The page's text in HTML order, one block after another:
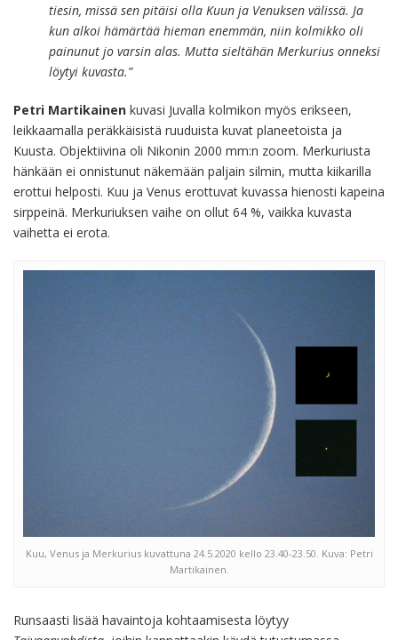
tiesin, missä sen pitäisi olla Kuun ja Venuksen välissä. Ja
kun alkoi hämärtää hieman enemmän, niin kolmikko oli
painunut jo varsin alas. Mutta sieltähän Merkurius onneksi
löytyi kuvasta.”
Petri Martikainen kuvasi Juvalla kolmikon myös erikseen,
leikkaamalla peräkkäisistä ruuduista kuvat planeetoista ja
Kuusta. Objektiivina oli Nikonin 2000 mm:n zoom. Merkuriusta
hänkään ei onnistunut näkemään paljain silmin, mutta kiikarilla
erottui helposti. Kuu ja Venus erottuvat kuvassa hienosti kapeina
sirppeinä. Merkuriuksen vaihe on ollut 64 %, vaikka kuvasta
vaihetta ei erota.
Kuu, Venus ja Merkurius kuvattuna 24.5.2020 kello 23.40-23.50. Kuva: Petri
Martikainen.
Runsaasti lisää havaintoja kohtaamisesta löytyy